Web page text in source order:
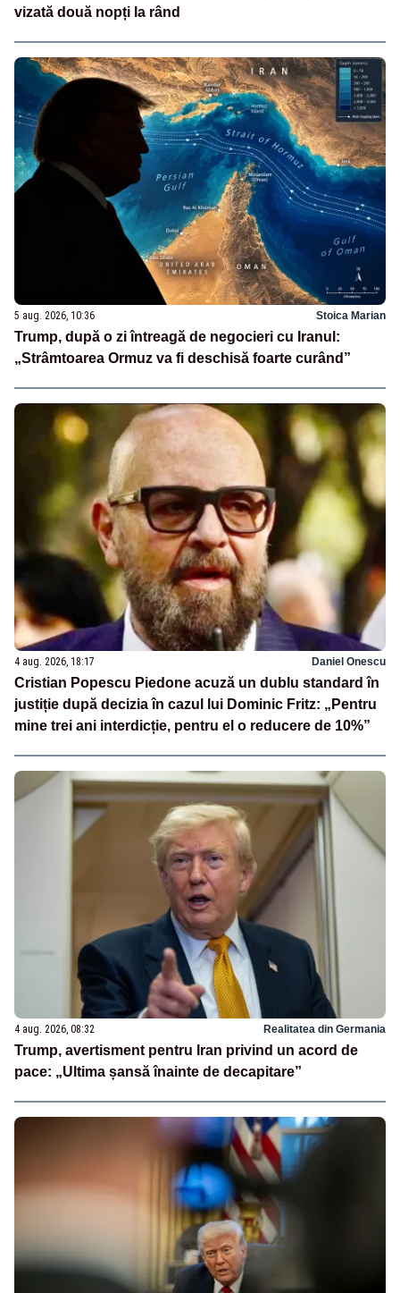
vizată două nopți la rând
5 aug. 2026, 10:36 Stoica Marian
Trump, după o zi întreagă de negocieri cu Iranul:
„Strâmtoarea Ormuz va fi deschisă foarte curând”
4 aug. 2026, 18:17 Daniel Onescu
Cristian Popescu Piedone acuză un dublu standard în
justiție după decizia în cazul lui Dominic Fritz: „Pentru
mine trei ani interdicție, pentru el o reducere de 10%”
4 aug. 2026, 08:32 Realitatea din Germania
Trump, avertisment pentru Iran privind un acord de
pace: „Ultima șansă înainte de decapitare”